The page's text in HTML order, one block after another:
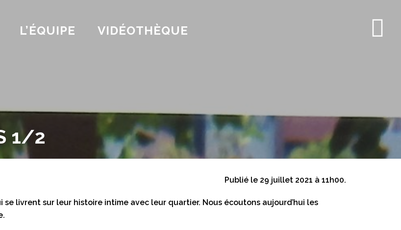
L’ÉQUIPE VIDÉOTHÈQUE
1/2
Publié le 29 juillet 2021 à 11h00.
se livrent sur leur histoire intime avec leur quartier. Nous écoutons aujourd’hui les